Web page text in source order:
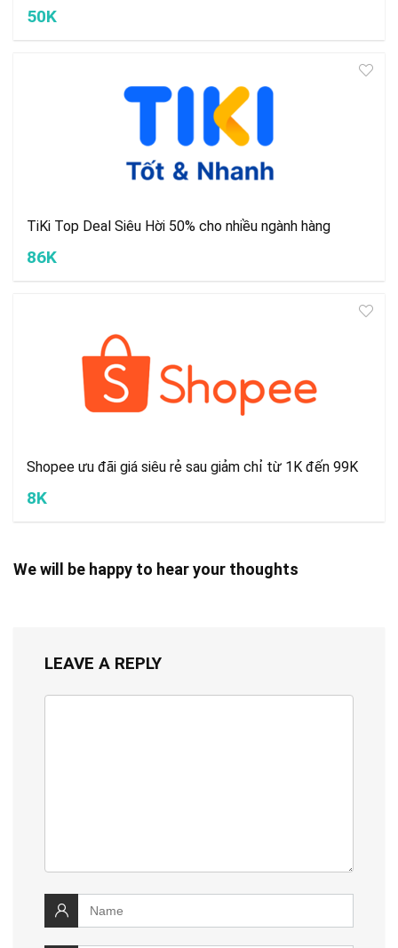
50K
TiKi Top Deal Siêu Hời 50% cho nhiều ngành hàng
86K
Shopee ưu đãi giá siêu rẻ sau giảm chỉ từ 1K đến 99K
8K
We will be happy to hear your thoughts
LEAVE A REPLY